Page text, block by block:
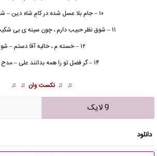
۱۰ – جام بلا عسل شده در کامِ شاه دین – شعرخوانی
۱۱ – شوق نظر حبیب دارم ، چون سینه ی بی شکیب دارم – شور
۱۲ – خسته م ، خالیه آقا دستم – شور
۱۴ – گر فضل تو را همه بدانند علی – مدح خوانی
♫ ♫ نکست وان ♫ ♫
9 لایک
دانلود